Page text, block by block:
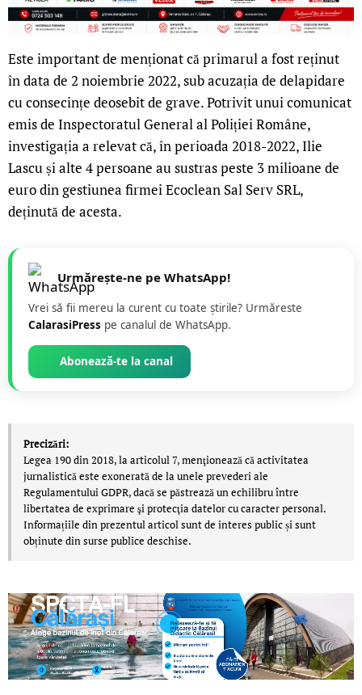
Este important de menționat că primarul a fost reținut
în data de 2 noiembrie 2022, sub acuzația de delapidare
cu consecințe deosebit de grave. Potrivit unui comunicat
emis de Inspectoratul General al Poliției Române,
investigația a relevat că, în perioada 2018-2022, Ilie
Lascu și alte 4 persoane au sustras peste 3 milioane de
euro din gestiunea firmei Ecoclean Sal Serv SRL,
deținută de acesta.
Urmărește-ne pe WhatsApp!
Vrei să fii mereu la curent cu toate știrile? Urmăreste
CalarasiPress pe canalul de WhatsApp.
Abonează-te la canal
Precizări:
Legea 190 din 2018, la articolul 7, menţionează că activitatea
jurnalistică este exonerată de la unele prevederi ale
Regulamentului GDPR, dacă se păstrează un echilibru între
libertatea de exprimare şi protecţia datelor cu caracter personal.
Informațiile din prezentul articol sunt de interes public și sunt
obținute din surse publice deschise.